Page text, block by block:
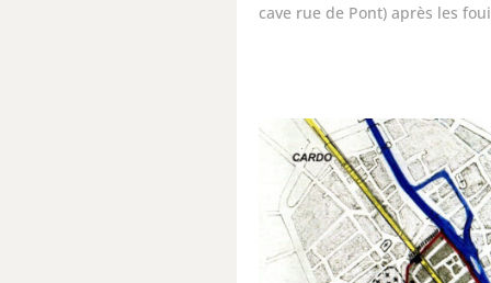
cave rue de Pont) après les